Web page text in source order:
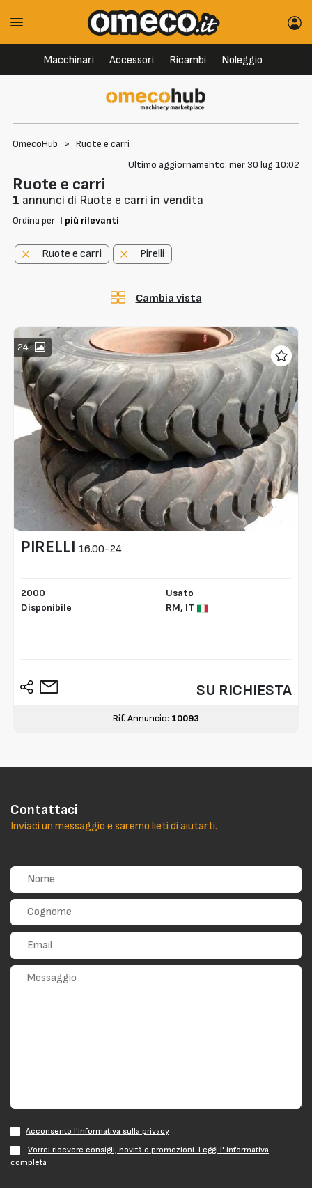
Macchinari Accessori Ricambi Noleggio
OmecoHub > Ruote e carri
Ultimo aggiornamento: mer 30 lug 10:02
Ruote e carri
1 annunci di Ruote e carri in vendita
Ordina per
Ruote e carri Pirelli
Cambia vista
24
PIRELLI 16.00-24
2000
Disponibile
Usato
RM, IT
SU RICHIESTA
Rif. Annuncio: 10093
Contattaci
Inviaci un messaggio e saremo lieti di aiutarti.
Acconsento l'informativa sulla privacy
Vorrei ricevere consigli, novità e promozioni. Leggi l' informativa
completa